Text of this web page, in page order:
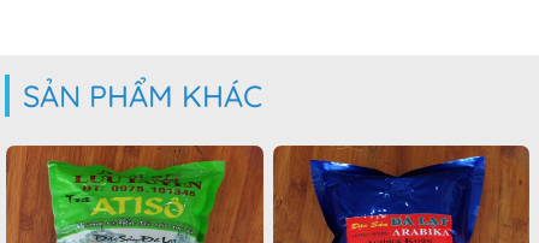
SẢN PHẨM KHÁC